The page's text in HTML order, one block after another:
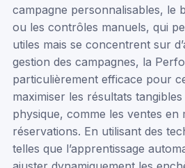
campagne personnalisables, le
ou les contrôles manuels, qui
utiles mais se concentrent sur
gestion des campagnes, la
particulièrement efficace pour
maximiser les résultats
physique, comme les ventes en
réservations. En utilisant des
telles que l’apprentissage